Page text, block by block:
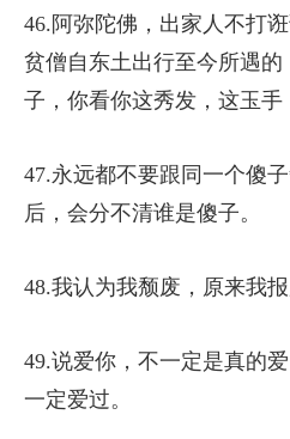
46.阿弥陀佛，出家人不打
贫僧自东土出行至今所遇
子，你看你这秀发，这玉
47.永远都不要跟同一个傻
后，会分不清谁是傻子。
48.我认为我颓废，原来我
49.说爱你，不一定是真的
一定爱过。